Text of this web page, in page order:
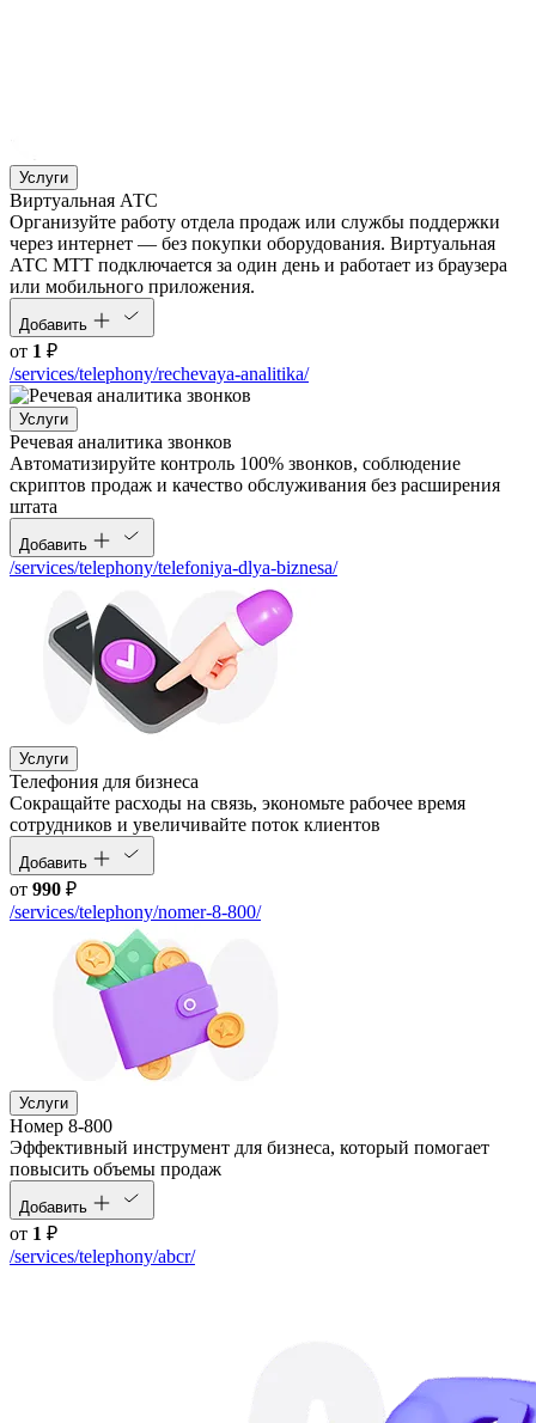
Услуги
Виртуальная АТС
Организуйте работу отдела продаж или службы поддержки
через интернет — без покупки оборудования. Виртуальная
АТС МТТ подключается за один день и работает из браузера
или мобильного приложения.
Добавить
от 1 ₽
/services/telephony/rechevaya-analitika/
Услуги
Речевая аналитика звонков
Автоматизируйте контроль 100% звонков, соблюдение
скриптов продаж и качество обслуживания без расширения
штата
Добавить
/services/telephony/telefoniya-dlya-biznesa/
Услуги
Телефония для бизнеса
Cокращайте расходы на связь, экономьте рабочее время
сотрудников и увеличивайте поток клиентов
Добавить
от 990 ₽
/services/telephony/nomer-8-800/
Услуги
Номер 8-800
Эффективный инструмент для бизнеса, который помогает
повысить объемы продаж
Добавить
от 1 ₽
/services/telephony/abcr/